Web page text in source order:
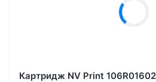
Картридж NV Print